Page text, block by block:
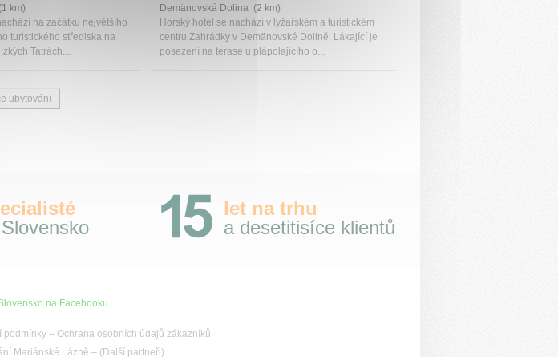
km)
na začátku největšího
turistického střediska na
Tatrách....
Demänovská Dolina (2 km)
Horský hotel se nachází v lyžařském a turistickém
centru Zahrádky v Demänovské Dolině. Lákající je
posezení na terase u plápolajícího o...
ubytování
let na trhu
a desetitisíce klientů
na Facebooku
podmínky– Ochrana osobních údajů zákazníků
Mariánské Lázně – (Další partneři)